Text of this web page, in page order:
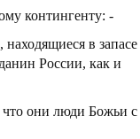
контингенту: -
в запасе
России, как и
они люди Божьи с